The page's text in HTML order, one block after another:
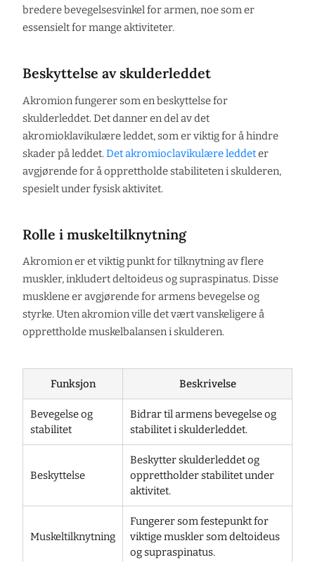
bredere bevegelsesvinkel for armen, noe som er
essensielt for mange aktiviteter.
Beskyttelse av skulderleddet
Akromion fungerer som en beskyttelse for
skulderleddet. Det danner en del av det
akromioklavikulære leddet, som er viktig for å hindre
skader på leddet.Det akromioclavikulære leddeter
avgjørende for å opprettholde stabiliteten i skulderen,
spesielt under fysisk aktivitet.
Rolle i muskeltilknytning
Akromion er et viktig punkt for tilknytning av flere
muskler, inkludert deltoideus og supraspinatus. Disse
musklene er avgjørende for armens bevegelse og
styrke. Uten akromion ville det vært vanskeligere å
opprettholde muskelbalansen i skulderen.
Funksjon Beskrivelse
Bevegelse og
stabilitet
Bidrar til armens bevegelse og
stabilitet i skulderleddet.
Beskyttelse
Beskytter skulderleddet og
opprettholder stabilitet under
aktivitet.
Muskeltilknytning
Fungerer som festepunkt for
viktige muskler som deltoideus
og supraspinatus.